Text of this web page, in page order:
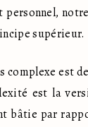
supérieur.
complexe est
est la
bâtie par